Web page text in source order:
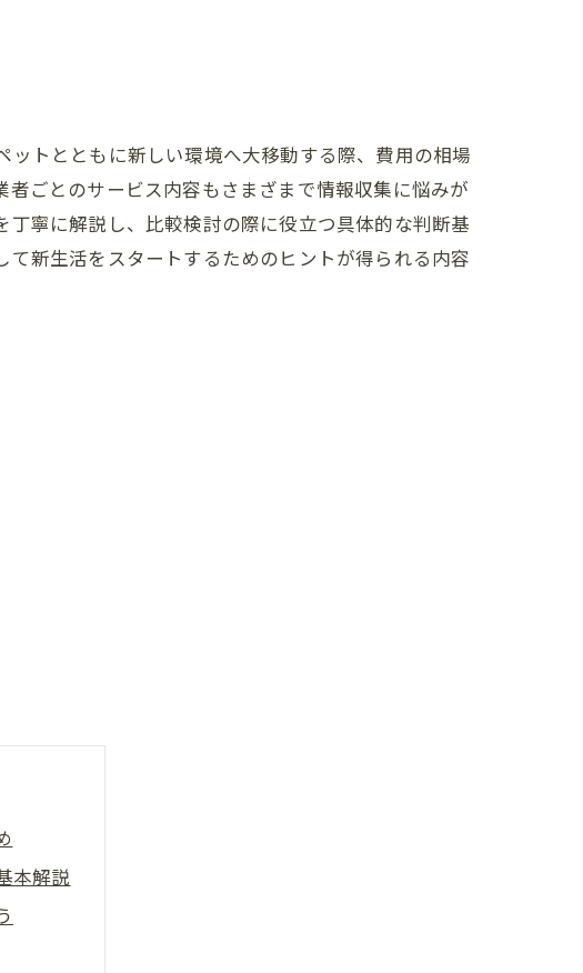
トとともに新しい環境へ大移動する際、費用の相場
ごとのサービス内容もさまざまで情報収集に悩みが
寧に解説し、比較検討の際に役立つ具体的な判断基
新生活をスタートするためのヒントが得られる内容
本解説
ント